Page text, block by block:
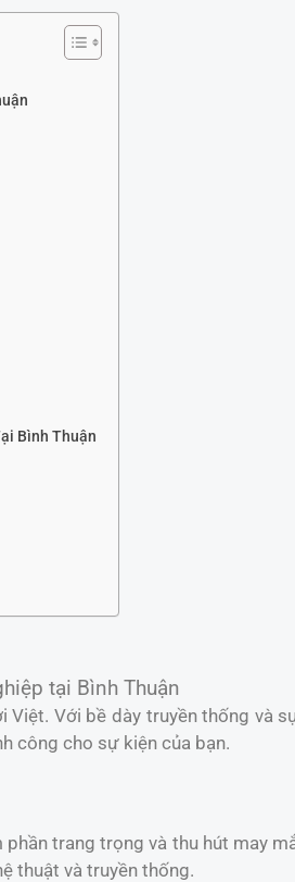
Bình Thuận
tại Bình Thuận
Với bề dày truyền thống và
công cho sự kiện của bạn.
trang trọng và thu hút may
thuật và truyền thống.